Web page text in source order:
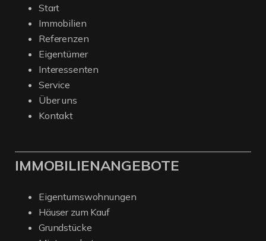
Start
Immobilien
Referenzen
Eigentümer
Interessenten
Service
Über uns
Kontakt
IMMOBILIENANGEBOTE
Eigentumswohnungen
Häuser zum Kauf
Grundstücke